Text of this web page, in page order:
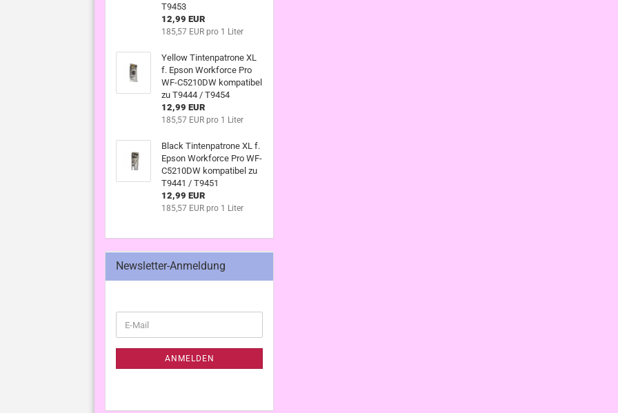
T9453
12,99 EUR
185,57 EUR pro 1 Liter
Yellow Tintenpatrone XL
f. Epson Workforce Pro
WF-C5210DW kompatibel
zu T9444 / T9454
12,99 EUR
185,57 EUR pro 1 Liter
Black Tintenpatrone XL f.
Epson Workforce Pro WF-
C5210DW kompatibel zu
T9441 / T9451
12,99 EUR
185,57 EUR pro 1 Liter
Newsletter-Anmeldung
ZUR
ANMELDUNG
E-
Mail
ANMELDEN